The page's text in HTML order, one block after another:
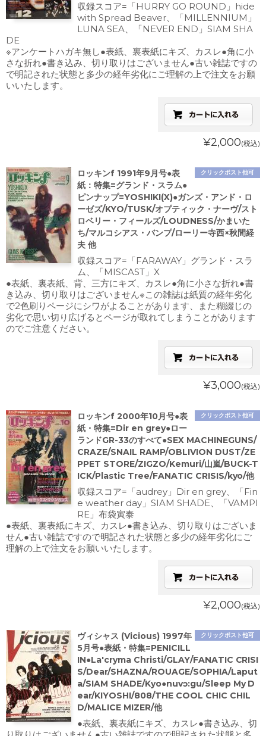
収録スコア=「HURRY GO ROUND」hide
with Spread Beaver、「MILLENNIUM」
LUNA SEA、「NEVER END」SIAM SHA
DE
※アンケートハガキ無し●表紙、裏表紙にキズ、カスレ●角に小
さな折れ●書き込み、切り取りはございません●古い雑誌ですの
で明記された状態と多少の経年劣化にご理解の上で注文をお願
いいたします。
¥2,000(税込)
クリックポスト他可
ロッキンf 1991年9月号●表
紙：特集=グランド・スラム●
ピンナップ=YOSHIKI(X)●ガンズ・アンド・ロ
ーゼズ/KYO/TUSK/オプティック・ナーヴ/スト
ロベリー・フィールズ/LOUDNESS/かまいた
ち/マルコシアス・バンプ/ローリー寺西×秋間経
夫 他
収録スコア=「FARAWAY」グランド・スラ
ム、「MISCAST」X
●表紙、裏表紙、背、三方にキズ、カスレ●角に小さな折れ●書
き込み、切り取りはございません※この雑誌は紙質の経年劣化
で2色刷りページにシワがよることがあります、また糊綴じの
劣化で思い切り広げるとページが取れてしまうことがあります
のでご注意ください。
¥3,000(税込)
クリックポスト他可
ロッキンf 2000年10月号●表
紙・特集=Dir en grey●ロー
ランドGR-33のすべて●SEX MACHINEGUNS/
CRAZE/SNAIL RAMP/OBLIVION DUST/ZE
PPET STORE/ZIGZO/Kemuri/山嵐/BUCK-T
ICK/Plastic Tree/FANATIC CRISIS/kyo/他
収録スコア=「audrey」Dir en grey、「Fin
e weather day」SIAM SHADE、「VAMPI
RE」布袋寅泰
●表紙、裏表紙にキズ、カスレ●書き込み、切り取りはございま
せん●古い雑誌ですので明記された状態と多少の経年劣化にご
理解の上で注文をお願いいたします。
¥2,000(税込)
クリックポスト他可
ヴィシャス (Vicious) 1997年
5月号●表紙・特集=PENICILL
IN●La'cryma Christi/GLAY/FANATIC CRISI
S/Dear/SHAZNA/ROUAGE/SOPHIA/Laput
a/SIAM SHADE/Kyo●nuvɔ:gu/Sleep My D
ear/KIYOSHI/808/THE COOL CHIC CHIL
D/MALICE MIZER/他
●表紙、裏表紙にキズ、カスレ●書き込み、切